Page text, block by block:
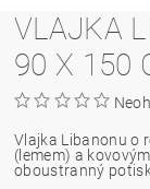
VLAJKA
90 X 150
Vlajka Libanonu o
(lemem) a
oboustranný